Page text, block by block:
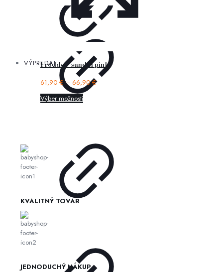
VÝPREDAJFroddo – sandal pink
61,90 € – 66,90€
Výber možností
KVALITNÝ TOVAR
JEDNODUCHÝ NÁKUP